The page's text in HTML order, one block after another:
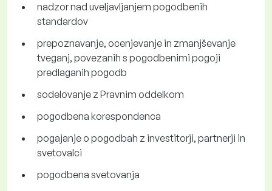
nadzor nad uveljavljanjem pogodbenih
standardov
prepoznavanje, ocenjevanje in zmanjševanje
tveganj, povezanih s pogodbenimi pogoji
predlaganih pogodb
sodelovanje z Pravnim oddelkom
pogodbena korespondenca
pogajanje o pogodbah z investitorji, partnerji in
svetovalci
pogodbena svetovanja